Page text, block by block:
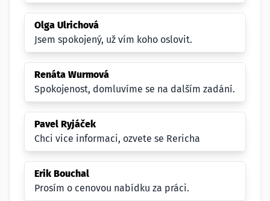
Olga Ulrichová
Jsem spokojený, už vím koho oslovit.
Renáta Wurmová
Spokojenost, domluvíme se na dalším zadání.
Pavel Ryjáček
Chci vice informaci, ozvete se Rericha
Erik Bouchal
Prosím o cenovou nabídku za práci.